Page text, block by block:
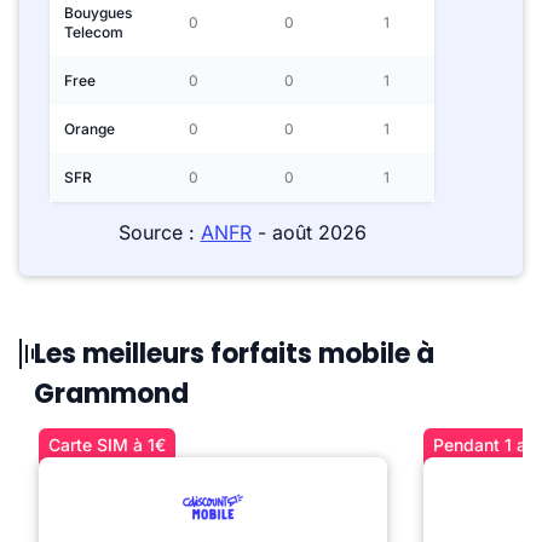
Bouygues
Telecom
0 0 1
Free 0 0 1
Orange 0 0 1
SFR 0 0 1
Source : ANFR- août 2026
Les meilleurs forfaits mobile à
Grammond
Carte SIM à 1€ Pendant 1